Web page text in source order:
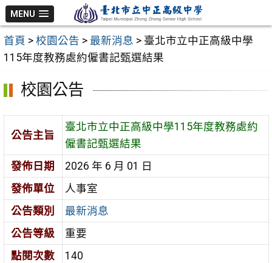
跳
至
主
要
MENU
首頁 > 校園公告 > 最新消息 > 臺北市立中正高級中學
115年度教務處約僱書記甄選結果
校園公告
公告主旨
臺北市立中正高級中學115年度教務處約
僱書記甄選結果
發佈日期
2026 年 6 月 01 日
發佈單位
人事室
公告類別
最新消息
公告等級
重要
點閱次數
140